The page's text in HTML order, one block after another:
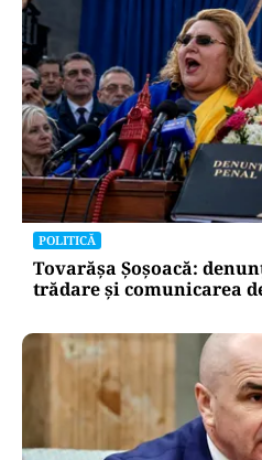
POLITICĂ
Tovarășa Șoșoacă:
trădare și comunicarea